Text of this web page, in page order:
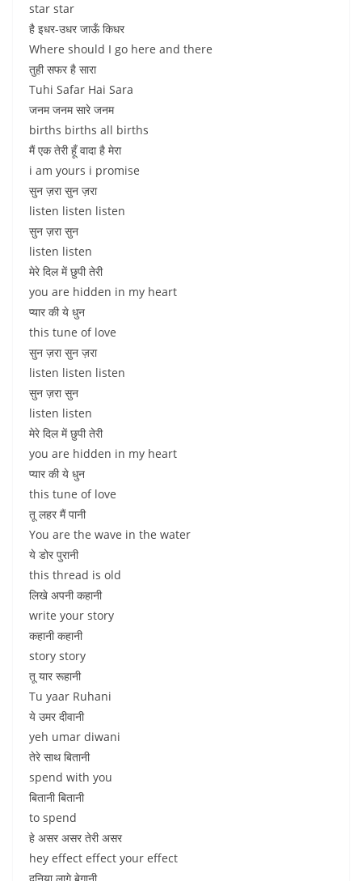
star star
है इधर-उधर जाऊँ किधर
Where should I go here and there
तुही सफर है सारा
Tuhi Safar Hai Sara
जनम जनम सारे जनम
births births all births
मैं एक तेरी हूँ वादा है मेरा
i am yours i promise
सुन ज़रा सुन ज़रा
listen listen listen
सुन ज़रा सुन
listen listen
मेरे दिल में छुपी तेरी
you are hidden in my heart
प्यार की ये धुन
this tune of love
सुन ज़रा सुन ज़रा
listen listen listen
सुन ज़रा सुन
listen listen
मेरे दिल में छुपी तेरी
you are hidden in my heart
प्यार की ये धुन
this tune of love
तू लहर मैं पानी
You are the wave in the water
ये डोर पुरानी
this thread is old
लिखे अपनी कहानी
write your story
कहानी कहानी
story story
तू यार रूहानी
Tu yaar Ruhani
ये उमर दीवानी
yeh umar diwani
तेरे साथ बितानी
spend with you
बितानी बितानी
to spend
हे असर असर तेरी असर
hey effect effect your effect